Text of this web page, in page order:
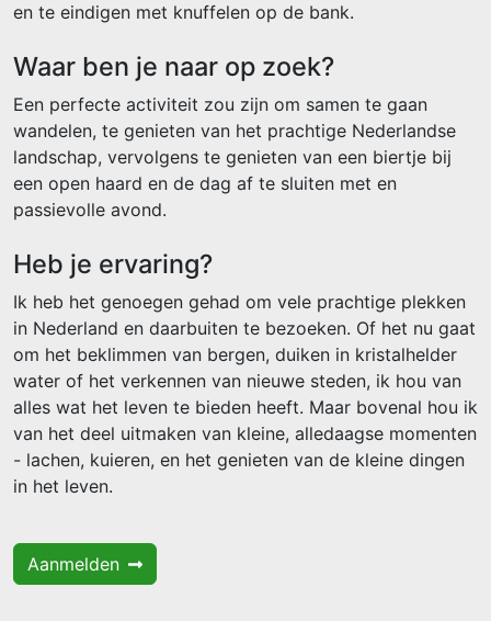
en te eindigen met knuffelen op de bank.
Waar ben je naar op zoek?
Een perfecte activiteit zou zijn om samen te gaan
wandelen, te genieten van het prachtige Nederlandse
landschap, vervolgens te genieten van een biertje bij
een open haard en de dag af te sluiten met en
passievolle avond.
Heb je ervaring?
Ik heb het genoegen gehad om vele prachtige plekken
in Nederland en daarbuiten te bezoeken. Of het nu gaat
om het beklimmen van bergen, duiken in kristalhelder
water of het verkennen van nieuwe steden, ik hou van
alles wat het leven te bieden heeft. Maar bovenal hou ik
van het deel uitmaken van kleine, alledaagse momenten
- lachen, kuieren, en het genieten van de kleine dingen
in het leven.
Aanmelden